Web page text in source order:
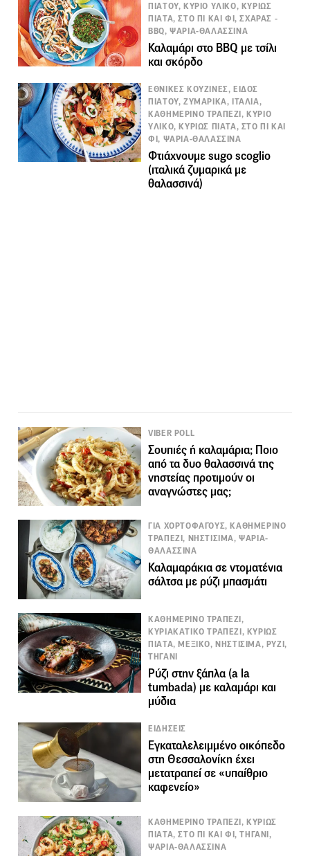
ΠΙΑΤΟΥ, ΚΥΡΙΟ ΥΛΙΚΟ, ΚΥΡΙΩΣ
ΠΙΑΤΑ, ΣΤΟ ΠΙ ΚΑΙ ΦΙ, ΣΧΑΡΑΣ -
BBQ, ΨΑΡΙΑ-ΘΑΛΑΣΣΙΝΑ
Καλαμάρι στο BBQ με τσίλι
και σκόρδο
ΕΘΝΙΚΕΣ ΚΟΥΖΙΝΕΣ, ΕΙΔΟΣ
ΠΙΑΤΟΥ, ΖΥΜΑΡΙΚΑ, ΙΤΑΛΙΑ,
ΚΑΘΗΜΕΡΙΝΟ ΤΡΑΠΕΖΙ, ΚΥΡΙΟ
ΥΛΙΚΟ, ΚΥΡΙΩΣ ΠΙΑΤΑ, ΣΤΟ ΠΙ ΚΑΙ
ΦΙ, ΨΑΡΙΑ-ΘΑΛΑΣΣΙΝΑ
Φτιάχνουμε sugo scoglio
(ιταλικά ζυμαρικά με
θαλασσινά)
VIBER POLL
Σουπιές ή καλαμάρια; Ποιο
από τα δυο θαλασσινά της
νηστείας προτιμούν οι
αναγνώστες μας;
ΓΙΑ ΧΟΡΤΟΦΑΓΟΥΣ, ΚΑΘΗΜΕΡΙΝΟ
ΤΡΑΠΕΖΙ, ΝΗΣΤΙΣΙΜΑ, ΨΑΡΙΑ-
ΘΑΛΑΣΣΙΝΑ
Καλαμαράκια σε ντοματένια
σάλτσα με ρύζι μπασμάτι
ΚΑΘΗΜΕΡΙΝΟ ΤΡΑΠΕΖΙ,
ΚΥΡΙΑΚΑΤΙΚΟ ΤΡΑΠΕΖΙ, ΚΥΡΙΩΣ
ΠΙΑΤΑ, ΜΕΞΙΚΟ, ΝΗΣΤΙΣΙΜΑ, ΡΥΖΙ,
ΤΗΓΑΝΙ
Ρύζι στην ξάπλα (a la
tumbada) με καλαμάρι και
μύδια
ΕΙΔΗΣΕΙΣ
Εγκαταλελειμμένο οικόπεδο
στη Θεσσαλονίκη έχει
μετατραπεί σε «υπαίθριο
καφενείο»
ΚΑΘΗΜΕΡΙΝΟ ΤΡΑΠΕΖΙ, ΚΥΡΙΩΣ
ΠΙΑΤΑ, ΣΤΟ ΠΙ ΚΑΙ ΦΙ, ΤΗΓΑΝΙ,
ΨΑΡΙΑ-ΘΑΛΑΣΣΙΝΑ